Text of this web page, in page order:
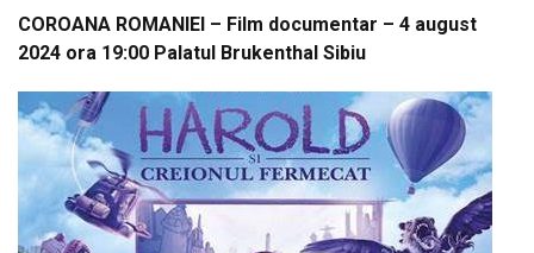
COROANA ROMANIEI – Film documentar – 4 august
2024 ora 19:00 Palatul Brukenthal Sibiu